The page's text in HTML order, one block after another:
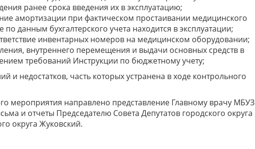
ранее срока введения их в эксплуатацию;
амортизации при фактическом простаивании медицинского
данным бухгалтерского учета находится в эксплуатации;
инвентарных номеров на медицинском оборудовании;
внутреннего перемещения и выдачи основных средств в
требований Инструкции по бюджетному учету;
и недостатков, часть которых устранена в ходе контрольного
мероприятия направлено представление Главному врачу МБУЗ
и отчеты Председателю Совета Депутатов городского округа
округа Жуковский.